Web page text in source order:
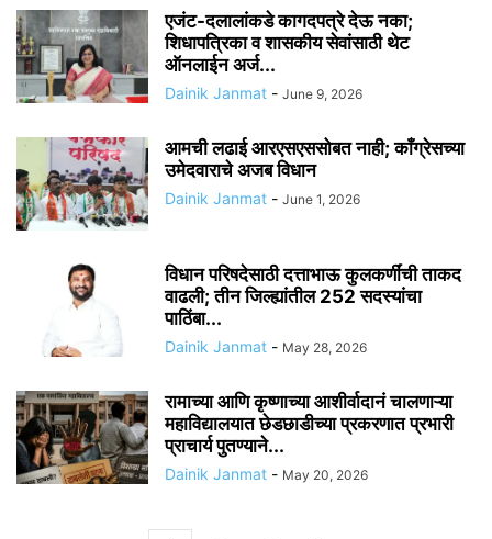
एजंट-दलालांकडे कागदपत्रे देऊ नका;
शिधापत्रिका व शासकीय सेवांसाठी थेट
ऑनलाईन अर्ज...
Dainik Janmat - June 9, 2026
आमची लढाई आरएसएससोबत नाही; काँग्रेसच्या
उमेदवाराचे अजब विधान
Dainik Janmat - June 1, 2026
विधान परिषदेसाठी दत्ताभाऊ कुलकर्णींची ताकद
वाढली; तीन जिल्ह्यांतील 252 सदस्यांचा
पाठिंबा...
Dainik Janmat - May 28, 2026
रामाच्या आणि कृष्णाच्या आशीर्वादानं चालणाऱ्या
महाविद्यालयात छेडछाडीच्या प्रकरणात प्रभारी
प्राचार्य पुतण्याने...
Dainik Janmat - May 20, 2026